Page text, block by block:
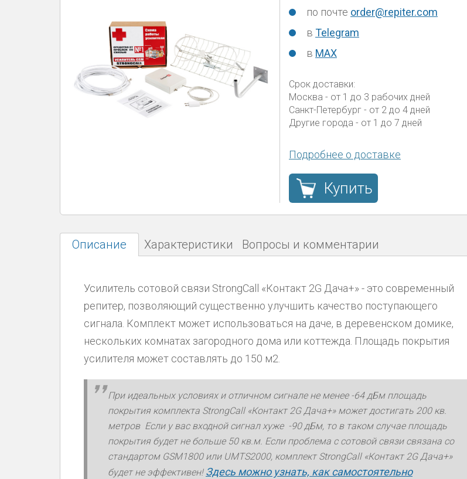
по почте order@repiter.com
в Telegram
в MAX
Срок доставки:
Москва - от 1 до 3 рабочих дней
Санкт-Петербург - от 2 до 4 дней
Другие города - от 1 до 7 дней
Подробнее о доставке
Купить
Описание Характеристики Вопросы и комментарии
Усилитель сотовой связи StrongCall «Контакт 2G Дача+» - это современный
репитер, позволяющий существенно улучшить качество поступающего
сигнала. Комплект может использоваться на даче, в деревенском домике,
нескольких комнатах загородного дома или коттежда. Площадь покрытия
усилителя может составлять до 150 м2.
При идеальных условиях и отличном сигнале не менее -64 дБм площадь
покрытия комплекта StrongCall «Контакт 2G Дача+» может достигать 200 кв.
метров Если у вас входной сигнал хуже -90 дБм, то в таком случае площадь
покрытия будет не больше 50 кв.м. Если проблема с сотовой связи связана со
стандартом GSM1800 или UMTS2000, комплект StrongCall «Контакт 2G Дача+»
будет не эффективен! Здесь можно узнать, как самостоятельно